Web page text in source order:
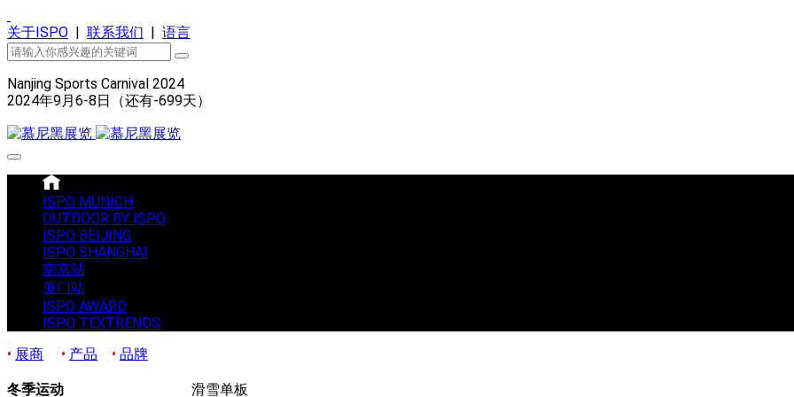
关于ISPO | 联系我们 | 语言
Nanjing Sports Carnival 2024
2024年9月6-8日（还有-699天）
ISPO MUNICH
OUTDOOR BY ISPO
ISPO BEIJING
ISPO SHANGHAI
南京站
厦门站
ISPO AWARD
ISPO TEXTRENDS
• 展商 • 产品 • 品牌
冬季运动 滑雪单板